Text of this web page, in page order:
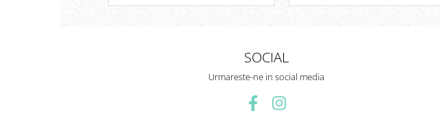
SOCIAL
Urmareste-ne in social media